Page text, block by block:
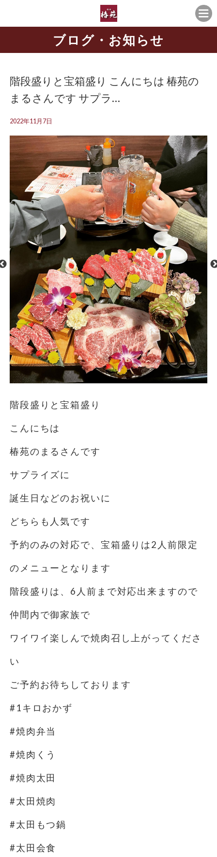
ブログ・お知らせ
階段盛りと宝箱盛り こんにちは️ 椿苑の
まるさんです サプラ…
2022年11月7日
階段盛りと宝箱盛り
こんにちは️
椿苑のまるさんです
サプライズに
誕生日などのお祝いに
どちらも人気です
予約のみの対応で、宝箱盛りは2人前限定
のメニューとなります
階段盛りは、6人前まで対応出来ますので
仲間内で御家族で
ワイワイ楽しんで焼肉召し上がってくださ
い
ご予約お待ちしております
#1キロおかず
#焼肉弁当
#焼肉くう
#焼肉太田
#太田焼肉
#太田もつ鍋
#太田会食